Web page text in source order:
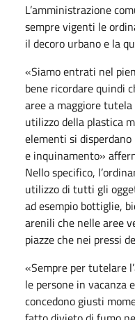
L’amministrazione
sempre vigenti le
il decoro urbano e la
«Siamo entrati nel
bene ricordare quindi
aree a maggiore
utilizzo della plastica
elementi si disperdano
e inquinamento»
Nello specifico,
utilizzo di tutti gli
ad esempio bottiglie,
arenili che nelle aree
piazze che nei pressi
«Sempre per tutelare
le persone in vacanza
concedono giusti